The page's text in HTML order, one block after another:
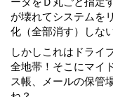
が壊れてシステムを
化（全部消す）しな
しかしこれはドライ
全地帯！そこにマイ
ス帳、メールの保管